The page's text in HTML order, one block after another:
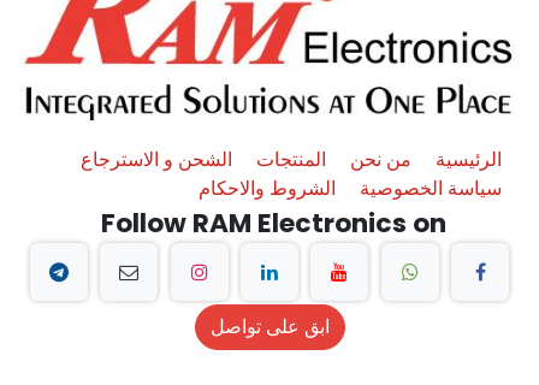
الرئيسية من نحن المنتجات
الشحن و الاسترجاع
سياسة الخصوصية
الشروط والاحكام
Follow RAM Electronics on
ابق على تواصل